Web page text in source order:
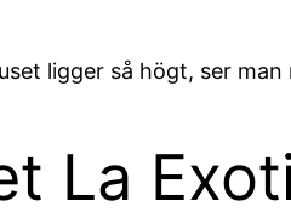
ligger så högt, ser
La